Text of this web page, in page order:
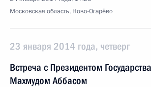
Московская область, Ново-Огарёво
23 января 2014 года, четверг
Встреча с Президентом
Махмудом Аббасом